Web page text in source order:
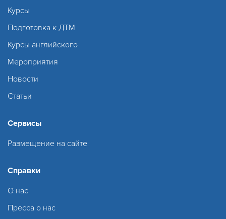
Курсы
Подготовка к ДТМ
Курсы английского
Мероприятия
Новости
Статьи
Сервисы
Размещение на сайте
Справки
О нас
Пресса о нас